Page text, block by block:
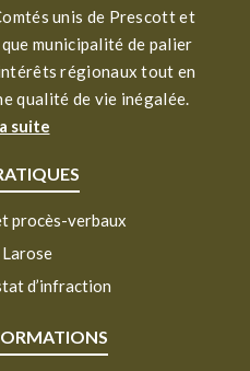
unis de Prescott et
municipalité de palier
régionaux tout en
qualité de vie inégalée.
suite
procès-verbaux
d’infraction